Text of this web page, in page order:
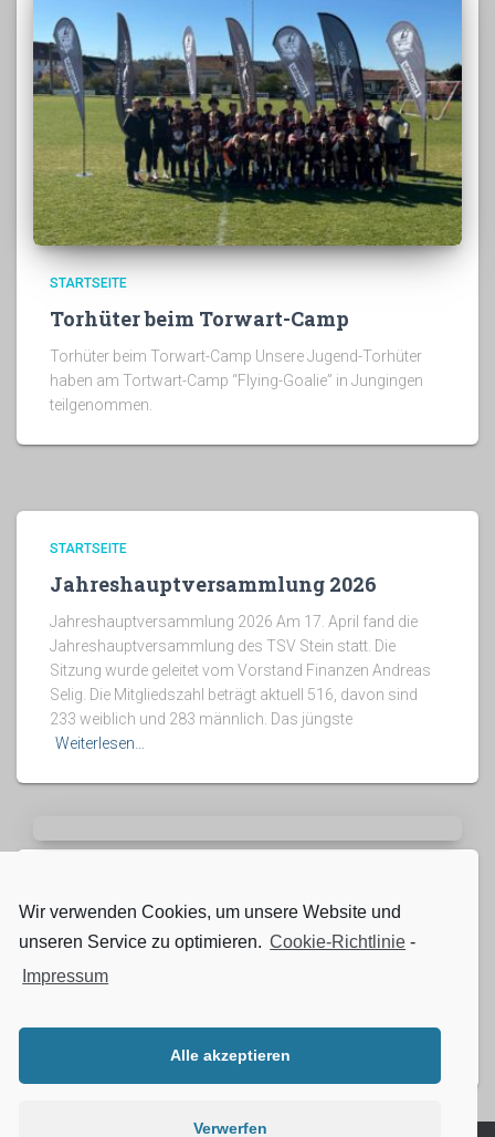
STARTSEITE
Torhüter beim Torwart-Camp
Torhüter beim Torwart-Camp Unsere Jugend-Torhüter
haben am Tortwart-Camp “Flying-Goalie” in Jungingen
teilgenommen.
STARTSEITE
Jahreshauptversammlung 2026
Jahreshauptversammlung 2026 Am 17. April fand die
Jahreshauptversammlung des TSV Stein statt. Die
Sitzung wurde geleitet vom Vorstand Finanzen Andreas
Selig. Die Mitgliedszahl beträgt aktuell 516, davon sind
233 weiblich und 283 männlich. Das jüngste
Weiterlesen…
Kinderball TSV Stein am 14. Februar
Kinderball TSV Stein am 14. Februar Am Samstag, 14.
Februar ab 14 Uhr – Der TSV Stein lädt herzlich zum
abwechslungsreiches Programm: Unsere Tanzgruppen
Weiterlesen…
Wir verwenden Cookies, um unsere Website und
unseren Service zu optimieren. Cookie-Richtlinie -
Impressum
Alle akzeptieren
Verwerfen